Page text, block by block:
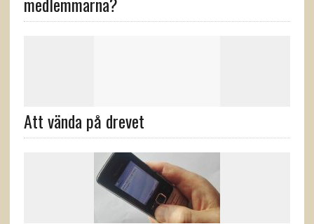
Att vända på drevet